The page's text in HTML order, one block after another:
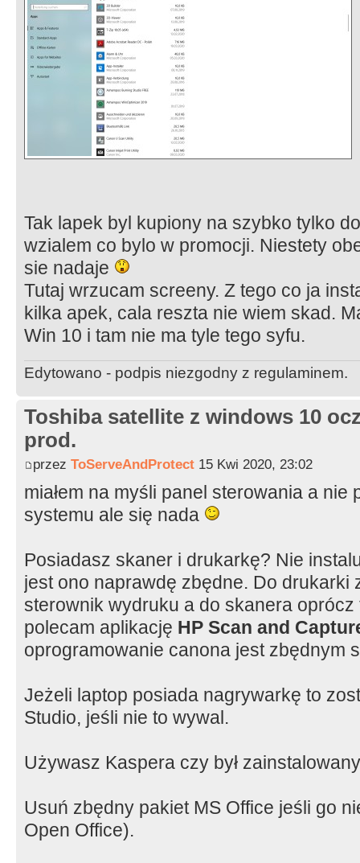
Tak lapek byl kupiony na szybko tylko
wzialem co bylo w promocji. Niestety
sie nadaje
Tutaj wrzucam screeny. Z tego co ja
kilka apek, cala reszta nie wiem skad.
Win 10 i tam nie ma tyle tego syfu.
Edytowano - podpis niezgodny z regulaminem.
Toshiba satellite z windows 10
prod.
przez ToServeAndProtect 15 Kwi 2020, 23:02
miałem na myśli panel sterowania a nie
systemu ale się nada
Posiadasz skaner i drukarkę? Nie
jest ono naprawdę zbędne. Do drukarki
sterownik wydruku a do skanera
polecam aplikację HP Scan and
oprogramowanie canona jest zbędnym
Jeżeli laptop posiada nagrywarkę to
Studio, jeśli nie to wywal.
Używasz Kaspera czy był
Usuń zbędny pakiet MS Office jeśli go
Open Office).